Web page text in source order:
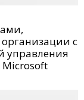
с
управления